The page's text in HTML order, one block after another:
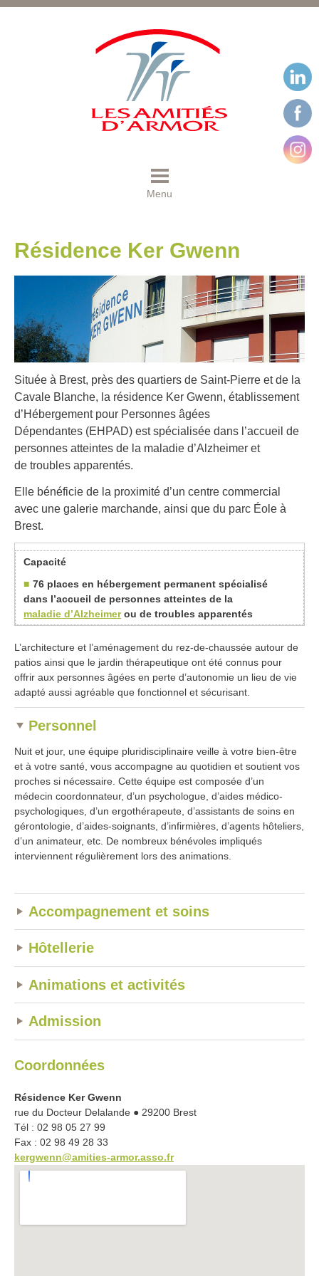
Menu
Résidence Ker Gwenn
Située à Brest, près des quartiers de Saint‑Pierre et de la
Cavale Blanche, la résidence Ker Gwenn, établissement
d’Hébergement pour Personnes âgées
Dépendantes (EHPAD) est spécialisée dans l’accueil de
personnes atteintes de la maladie d’Alzheimer et
de troubles apparentés.
Elle bénéficie de la proximité d’un centre commercial
avec une galerie marchande, ainsi que du parc Éole à
Brest.
Capacité
76 places en hébergement permanent spécialisé
dans l’accueil de personnes atteintes de la
maladie d’Alzheimerou de troubles apparentés
L’architecture et l’aménagement du rez-de-chaussée autour de
patios ainsi que le jardin thérapeutique ont été connus pour
offrir aux personnes âgées en perte d’autonomie un lieu de vie
adapté aussi agréable que fonctionnel et sécurisant.
Personnel
Nuit et jour, une équipe pluridisciplinaire veille à votre bien-être
et à votre santé, vous accompagne au quotidien et soutient vos
proches si nécessaire. Cette équipe est composée d’un
médecin coordonnateur, d’un psychologue, d’aides médico-
psychologiques, d’un ergothérapeute, d’assistants de soins en
gérontologie, d’aides-soignants, d’infirmières, d’agents hôteliers,
d’un animateur, etc. De nombreux bénévoles impliqués
interviennent régulièrement lors des animations.
Accompagnement et soins
Hôtellerie
Animations et activités
Admission
Coordonnées
Résidence Ker Gwenn
rue du Docteur Delalande ● 29200 Brest
Tél : 02 98 05 27 99
Fax : 02 98 49 28 33
kergwenn@amities-armor.asso.fr